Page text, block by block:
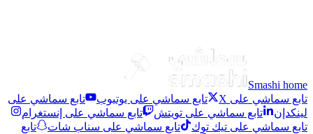
Smashi home
تابع سماشي على X
تابع سماشي على يوتيوب
تابع سماشي على
لينكدإن
تابع سماشي على تويتش
تابع سماشي على إنستغرام
تابع سماشي على تيك توك
تابع سماشي على سناب شات
تابع